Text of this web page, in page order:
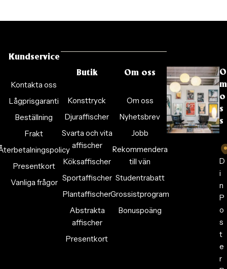
Kundservice
Kontakta oss
Lågprisgaranti
Beställning
Frakt
Presentkort
Vanliga frågor
Butik
Konsttryck
Djuraffischer
Svarta och vita
affischer
Köksaffischer
Sportaffischer
Plantaffischer
Abstrakta
affischer
Presentkort
Om oss
Om oss
Nyhetsbrev
Jobb
Rekommendera
till vän
Studentrabatt
Grossistprogram
Bonuspoäng
O
m
o
s
s
D
i
n
P
o
s
t
e
r